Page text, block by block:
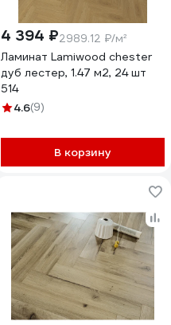
4 394 ₽2989.12 ₽/м²
Ламинат Lamiwood chester
дуб лестер, 1.47 м2, 24 шт
514
4.6(9)
В корзину